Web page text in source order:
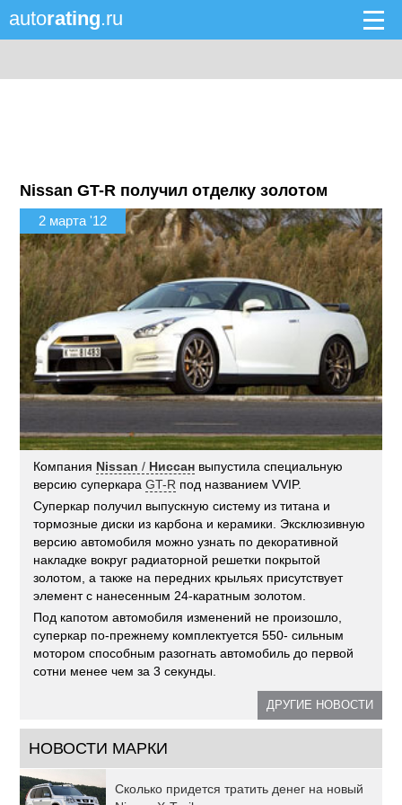
autorating.ru
Nissan GT-R получил отделку золотом
2 марта '12
Компания Nissan / Ниссан выпустила специальную
версию суперкараGT-R под названием VVIP.
Суперкар получил выпускную систему из титана и
тормозные диски из карбона и керамики. Эксклюзивную
версию автомобиля можно узнать по декоративной
накладке вокруг радиаторной решетки покрытой
золотом, а также на передних крыльях присутствует
элемент с нанесенным 24-каратным золотом.
Под капотом автомобиля изменений не произошло,
суперкар по-прежнему комплектуется 550- сильным
мотором способным разогнать автомобиль до первой
сотни менее чем за 3 секунды.
ДРУГИЕ НОВОСТИ
НОВОСТИ МАРКИ
Сколько придется тратить денег на новый